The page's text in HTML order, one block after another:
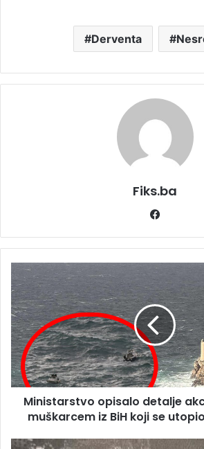
Derventa
Fiks.ba
Ministarstvo
opisalo
detalje
akcije
traganja
za
muškarcem
iz
BiH
koji
u
Ministarstvo opisalo detalje
muškarcem iz BiH koji se
Prva